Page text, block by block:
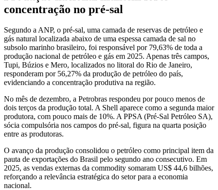
concentração no pré-sal
Segundo a ANP, o pré-sal, uma camada de reservas de petróleo e
gás natural localizada abaixo de uma espessa camada de sal no
subsolo marinho brasileiro, foi responsável por 79,63% de toda a
produção nacional de petróleo e gás em 2025. Apenas três campos,
Tupi, Búzios e Mero, localizados no litoral do Rio de Janeiro,
responderam por 56,27% da produção de petróleo do país,
evidenciando a concentração produtiva na região.
No mês de dezembro, a Petrobras respondeu por pouco menos de
dois terços da produção total. A Shell aparece como a segunda maior
produtora, com pouco mais de 10%. A PPSA (Pré-Sal Petróleo SA),
sócia compulsória nos campos do pré-sal, figura na quarta posição
entre as produtoras.
O avanço da produção consolidou o petróleo como principal item da
pauta de exportações do Brasil pelo segundo ano consecutivo. Em
2025, as vendas externas da commodity somaram US$ 44,6 bilhões,
reforçando a relevância estratégica do setor para a economia
nacional.